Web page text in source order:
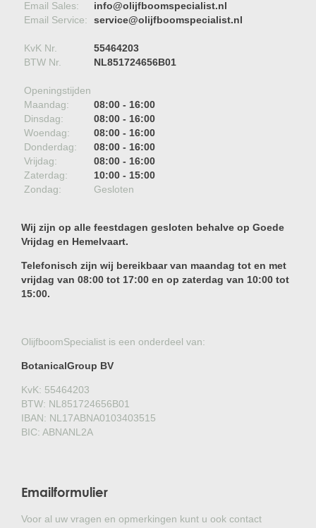
Email Sales:
info@olijfboomspecialist.nl
Email Service:
service@olijfboomspecialist.nl
KvK Nr.
55464203
BTW Nr.
NL851724656B01
Openingstijden
Maandag:
08:00 - 16:00
Dinsdag:
08:00 - 16:00
Woendag:
08:00 - 16:00
Donderdag:
08:00 - 16:00
Vrijdag:
08:00 - 16:00
Zaterdag:
10:00 - 15:00
Zondag:
Gesloten
Wij zijn op alle feestdagen gesloten behalve op Goede
Vrijdag en Hemelvaart.
Telefonisch zijn wij bereikbaar van maandag tot en met
vrijdag van 08:00 tot 17:00 en op zaterdag van 10:00 tot
15:00.
OlijfboomSpecialist is een onderdeel van:
BotanicalGroup BV
KvK: 55464203
BTW: NL851724656B01
IBAN: NL17ABNA0103403515
BIC: ABNANL2A
Emailformulier
Voor al uw vragen en opmerkingen kunt u ook contact